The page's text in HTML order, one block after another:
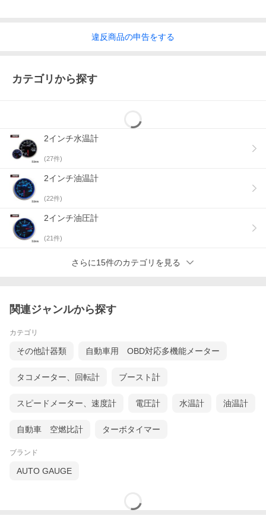
違反商品の申告をする
カテゴリから探す
2インチ水温計
(27件)
2インチ油温計
(22件)
2インチ油圧計
(21件)
さらに15件のカテゴリを見る
関連ジャンルから探す
カテゴリ
その他計器類 自動車用 OBD対応多機能メーター
タコメーター、回転計 ブースト計
スピードメーター、速度計 電圧計 水温計 油温計
自動車 空燃比計 ターボタイマー
ブランド
AUTO GAUGE